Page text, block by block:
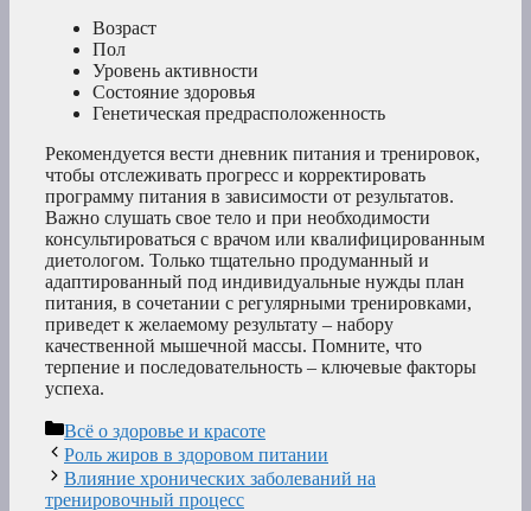
Возраст
Пол
Уровень активности
Состояние здоровья
Генетическая предрасположенность
Рекомендуется вести дневник питания и тренировок,
чтобы отслеживать прогресс и корректировать
программу питания в зависимости от результатов.
Важно слушать свое тело и при необходимости
консультироваться с врачом или квалифицированным
диетологом. Только тщательно продуманный и
адаптированный под индивидуальные нужды план
питания, в сочетании с регулярными тренировками,
приведет к желаемому результату – набору
качественной мышечной массы. Помните, что
терпение и последовательность – ключевые факторы
успеха.
Рубрики
Всё о здоровье и красоте
Роль жиров в здоровом питании
Влияние хронических заболеваний на
тренировочный процесс